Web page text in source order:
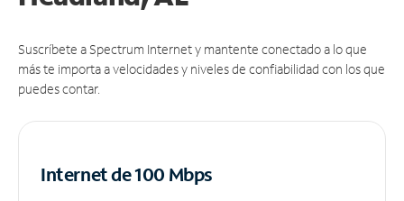
Suscríbete a Spectrum Internet y mantente conectado a lo que
más te importa a velocidades y niveles de confiabilidad con los que
puedes contar.
Internet de 100 Mbps